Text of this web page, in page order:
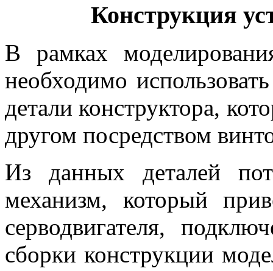
Конструкция
В рамках
необходимо
детали конструктора,
другом посредством
Из данных деталей
механизм, который
серводвигателя,
сборки конструкции